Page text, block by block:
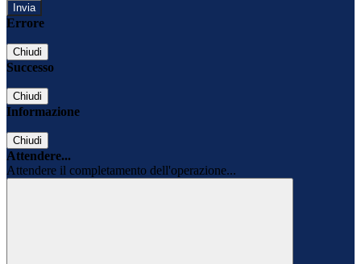
Errore
Chiudi
Successo
Chiudi
Informazione
Chiudi
Attendere...
Attendere il completamento dell'operazione...